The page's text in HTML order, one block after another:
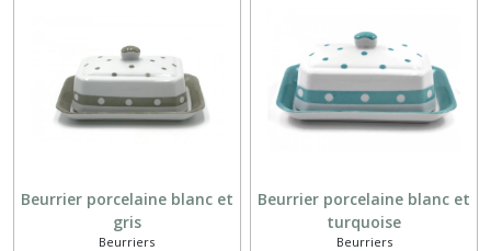
Beurrier porcelaine blanc et
gris
Beurriers
Beurrier porcelaine blanc et
turquoise
Beurriers
Assiettes
rondes
(22)
(6)